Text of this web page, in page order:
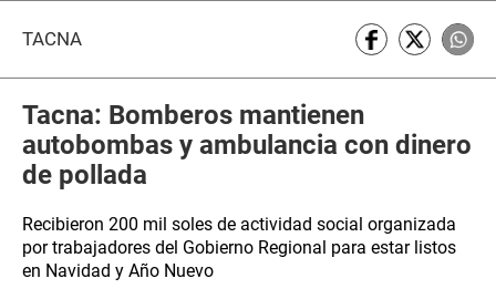
TACNA
Tacna: Bomberos mantienen
autobombas y ambulancia con dinero
de pollada
Recibieron 200 mil soles de actividad social organizada
por trabajadores del Gobierno Regional para estar listos
en Navidad y Año Nuevo